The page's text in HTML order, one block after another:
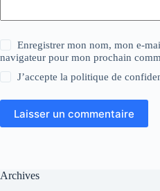
Enregistrer mon nom, mon e-
navigateur pour mon prochain
J’accepte lapolitique de
Laisser un commentaire
Archives